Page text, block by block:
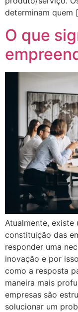
determinam quem
O que
Atualmente, existe
constituição das
responder uma
inovação e por
como a resposta
maneira mais
empresas são
solucionar um